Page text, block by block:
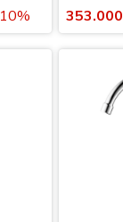
10%